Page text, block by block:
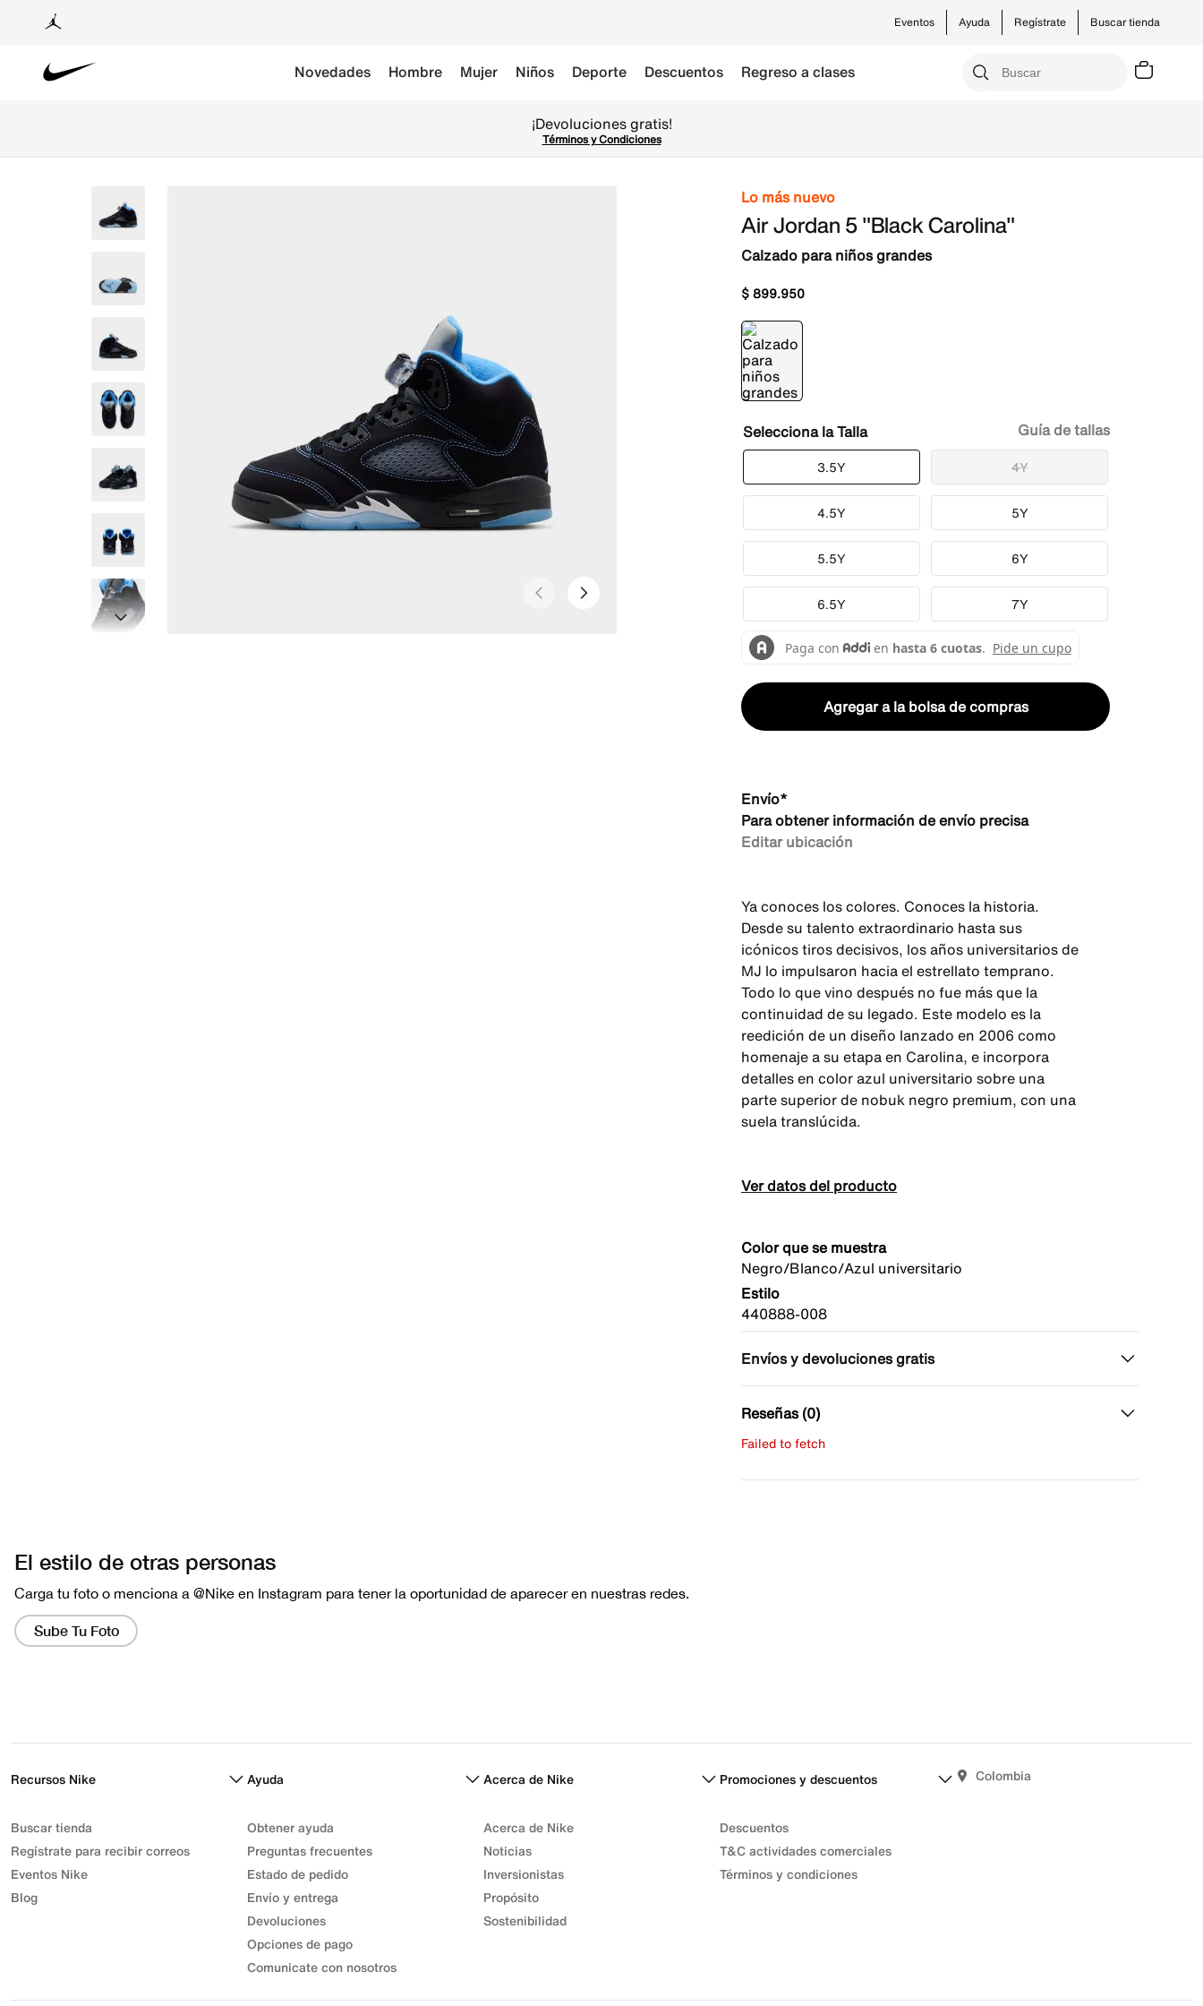
Buscar tienda
Ayuda Regístrate
Eventos
Novedades Hombre Mujer Niños Deporte Descuentos Regreso a clases
¡Devoluciones gratis!
Términos y Condiciones
Lo más nuevo
Air Jordan 5 "Black Carolina"
Calzado para niños grandes
$899.950
Talla
3.5Y 4Y
4.5Y 5Y
5.5Y 6Y
6.5Y 7Y
Guía de tallas
Agregar a la bolsa de compras
Envío*
Para obtener información de envío precisa
Editar ubicación
Ya conoces los colores. Conoces la historia.
Desde su talento extraordinario hasta sus
icónicos tiros decisivos, los años universitarios de
MJ lo impulsaron hacia el estrellato temprano.
Todo lo que vino después no fue más que la
continuidad de su legado. Este modelo es la
reedición de un diseño lanzado en 2006 como
homenaje a su etapa en Carolina, e incorpora
detalles en color azul universitario sobre una
parte superior de nobuk negro premium, con una
suela translúcida.
Ver datos del producto
Color que se muestra
Negro/Blanco/Azul universitario
Estilo
440888-008
Envíos y devoluciones gratis
Reseñas (0)
Failed to fetch
Recursos Nike
Buscar tienda
Regístrate para recibir correos
Eventos Nike
Blog
Ayuda
Obtener ayuda
Preguntas frecuentes
Estado de pedido
Envío y entrega
Devoluciones
Opciones de pago
Comunicate con nosotros
Acerca de Nike
Acerca de Nike
Noticias
Inversionistas
Propósito
Sostenibilidad
Promociones y descuentos
Descuentos
T&C actividades comerciales
Términos y condiciones
Colombia